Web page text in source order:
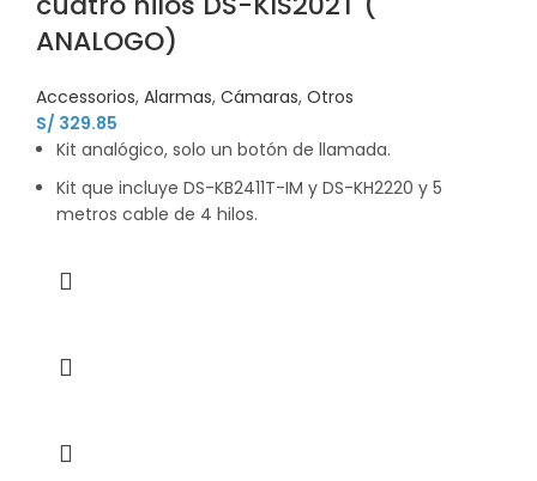
ANALOGO)
Accessorios, Alarmas, Cámaras, Otros
S/ 329.85
Kit analógico, solo un botón de llamada.
Kit que incluye DS-KB2411T-IM y DS-KH2220 y 5
metros cable de 4 hilos.